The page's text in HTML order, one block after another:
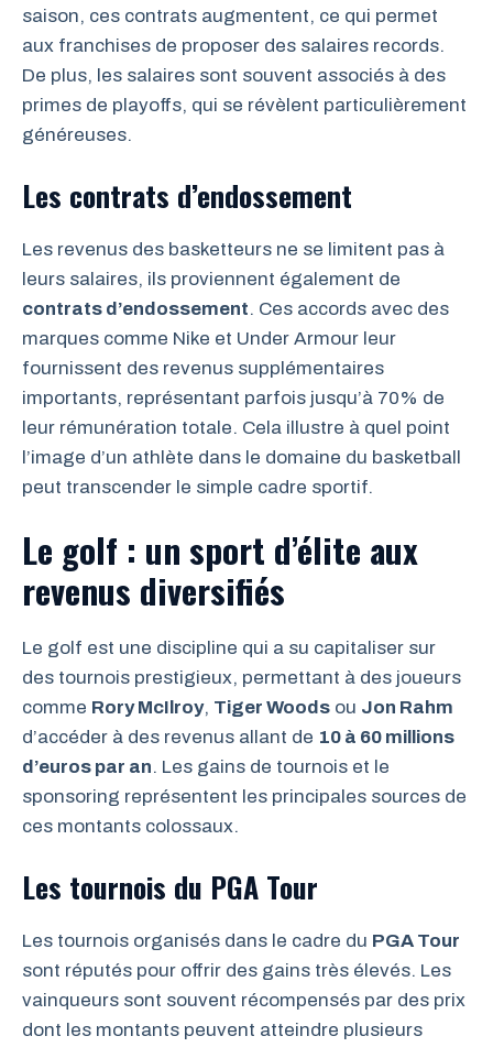
saison, ces contrats augmentent, ce qui permet
aux franchises de proposer des salaires records.
De plus, les salaires sont souvent associés à des
primes de playoffs, qui se révèlent particulièrement
généreuses.
Les contrats d’endossement
Les revenus des basketteurs ne se limitent pas à
leurs salaires, ils proviennent également de
contrats d’endossement. Ces accords avec des
marques comme Nike et Under Armour leur
fournissent des revenus supplémentaires
importants, représentant parfois jusqu’à 70% de
leur rémunération totale. Cela illustre à quel point
l’image d’un athlète dans le domaine du basketball
peut transcender le simple cadre sportif.
Le golf : un sport d’élite aux
revenus diversifiés
Le golf est une discipline qui a su capitaliser sur
des tournois prestigieux, permettant à des joueurs
comme Rory McIlroy, Tiger Woods ou Jon Rahm
d’accéder à des revenus allant de 10 à 60 millions
d’euros par an. Les gains de tournois et le
sponsoring représentent les principales sources de
ces montants colossaux.
Les tournois du PGA Tour
Les tournois organisés dans le cadre du PGA Tour
sont réputés pour offrir des gains très élevés. Les
vainqueurs sont souvent récompensés par des prix
dont les montants peuvent atteindre plusieurs